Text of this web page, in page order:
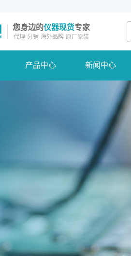
您身边的仪器现货专家
代理 分销 海外品牌 原厂原装
产品中心 新闻中心